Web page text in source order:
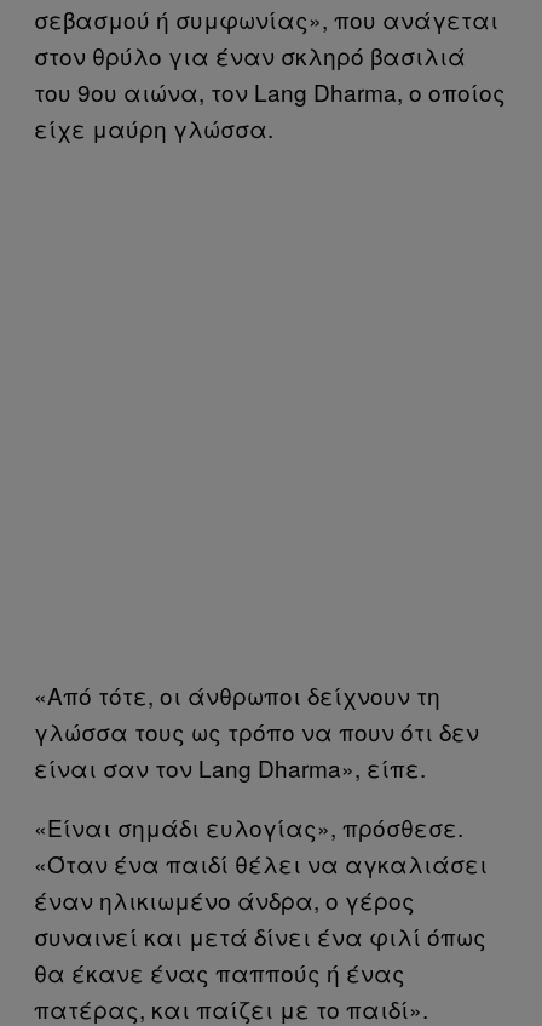
σεβασμού ή συμφωνίας», που ανάγεται
στον θρύλο για έναν σκληρό βασιλιά
του 9ου αιώνα, τον Lang Dharma, ο οποίος
είχε μαύρη γλώσσα.
«Από τότε, οι άνθρωποι δείχνουν τη
γλώσσα τους ως τρόπο να πουν ότι δεν
είναι σαν τον Lang Dharma», είπε.
«Είναι σημάδι ευλογίας», πρόσθεσε.
«Όταν ένα παιδί θέλει να αγκαλιάσει
έναν ηλικιωμένο άνδρα, ο γέρος
συναινεί και μετά δίνει ένα φιλί όπως
θα έκανε ένας παππούς ή ένας
πατέρας, και παίζει με το παιδί».